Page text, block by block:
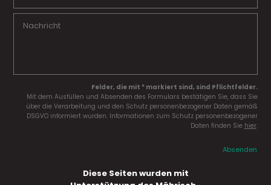
Felder, die mit * markiert sind, sind Pflichtfelder.
Mit dem Ausfüllen und Absenden des Formulars bestätigen Sie, dass Sie
über die Verarbeitung und den Schutz personenbezogener Daten gemäß
DSGVO informiert wurden. Informationen zum Schutz personenbezogener
Daten finden Sie hier.
Absenden
Diese Seiten wurden mit